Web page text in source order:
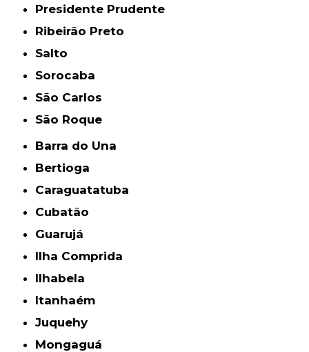
Presidente Prudente
Ribeirão Preto
Salto
Sorocaba
São Carlos
São Roque
Barra do Una
Bertioga
Caraguatatuba
Cubatão
Guarujá
Ilha Comprida
Ilhabela
Itanhaém
Juquehy
Mongaguá